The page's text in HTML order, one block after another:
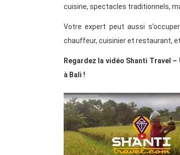
cuisine, spectacles traditionnels,
Votre expert peut aussi
chauffeur, cuisinier et restaurant,
Regardez la vidéo Shanti Travel
à Bali !